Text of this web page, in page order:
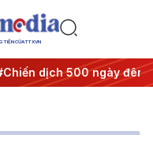
TIỆN CỦA TTXVN
dịch 500 ngày đêm